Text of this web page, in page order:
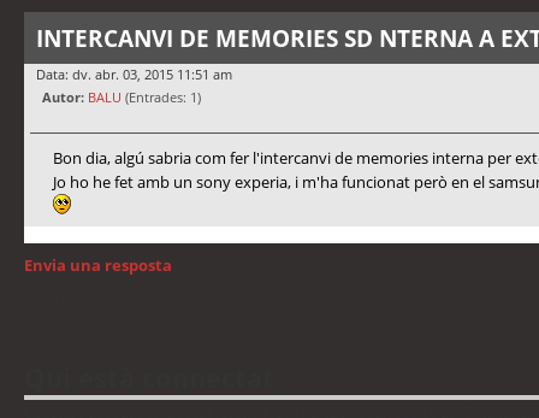
INTERCANVI DE MEMORIES SD NTERNA A
Data: dv. abr. 03, 2015 11:51 am
Autor: BALU (Entrades: 1)
Bon dia, algú sabria com fer l'intercanvi de memories interna per
Jo ho he fet amb un sony experia, i m'ha funcionat però en el
Envia una resposta